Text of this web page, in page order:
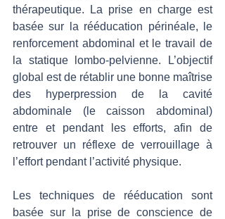
thérapeutique. La prise en charge est
basée sur la rééducation périnéale, le
renforcement abdominal et le travail de
la statique lombo-pelvienne. L’objectif
global est de rétablir une bonne maîtrise
des hyperpression de la cavité
abdominale (le caisson abdominal)
entre et pendant les efforts, afin de
retrouver un réflexe de verrouillage à
l’effort pendant l’activité physique.
Les techniques de rééducation sont
basée sur la prise de conscience de